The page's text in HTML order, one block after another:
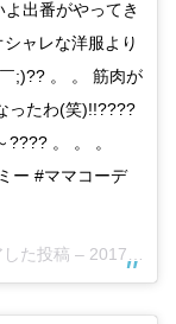
出番がやってき
ャレな洋服より
;)?? 。 。 筋肉が
ったわ(笑)!!????
。 。 。
ー #ママコーデ
た投稿 – 2017 2月 28 5:27午後 PST